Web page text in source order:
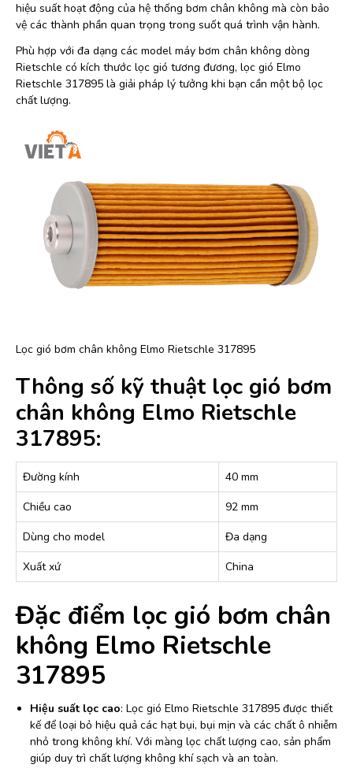
hiệu suất hoạt động của hệ thống bơm chân không mà còn bảo
vệ các thành phần quan trọng trong suốt quá trình vận hành.
Phù hợp với đa dạng các model máy bơm chân không dòng
Rietschle có kích thước lọc gió tương đương, lọc gió Elmo
Rietschle 317895 là giải pháp lý tưởng khi bạn cần một bộ lọc
chất lượng.
Lọc gió bơm chân không Elmo Rietschle 317895
Thông số kỹ thuật lọc gió bơm
chân không Elmo Rietschle
317895:
Đường kính
40 mm
Chiều cao
92 mm
Dùng cho model
Đa dạng
Xuất xứ
China
Đặc điểm lọc gió bơm chân
không Elmo Rietschle
317895
Hiệu suất lọc cao: Lọc gió Elmo Rietschle 317895 được thiết
kế để loại bỏ hiệu quả các hạt bụi, bụi mịn và các chất ô nhiễm
nhỏ trong không khí. Với màng lọc chất lượng cao, sản phẩm
giúp duy trì chất lượng không khí sạch và an toàn.